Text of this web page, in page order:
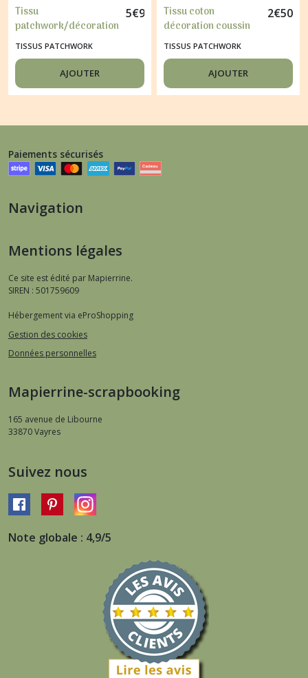
Tissu
patchwork/décoration
1 vignette OISEAU ET
FRUITS
5€95
TISSUS PATCHWORK
AJOUTER
Tissu coton
décoration coussin
59 x 19 cm LES
NONOURS
2€50
TISSUS PATCHWORK
AJOUTER
Paiements sécurisés
Navigation
Mentions légales
Ce site est édité par Mapierrine.
SIREN : 501759609
Hébergement via eProShopping
Gestion des cookies
Données personnelles
Mapierrine-scrapbooking
165 avenue de Libourne
33870Vayres
Suivez nous
Note globale : 4,9/5